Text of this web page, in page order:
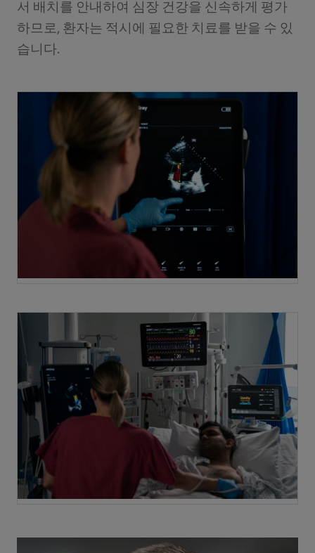
서 배치를 안내하여 심장 건강을 신속하게 평가
하므로, 환자는 적시에 필요한 치료를 받을 수 있
습니다.